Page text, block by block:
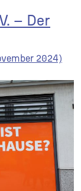
– Der
2024)